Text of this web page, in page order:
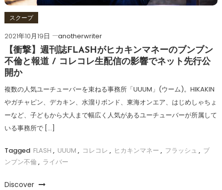
スクープ
2021年10月19日
anotherwriter
【衝撃】週刊誌FLASHがヒカキンマネーのブンブン
不倫と報道 / コレコレ生配信の影響でネット先行公
開か
複数の人気ユーチューバーを束ねる事務所「UUUM」(ウーム)。HIKAKIN
やガチャピン、デカキン、水溜りボンド、東海オンエア、はじめしゃちょ
ーなど、子どもから大人まで幅広く人気があるユーチューバーが所属して
いる事務所で […]
Tagged FLASH , UUUM , コレコレ , ヒカキンマネー , フラッシュ , ブ
ンブン不倫 , ライバー
Discover